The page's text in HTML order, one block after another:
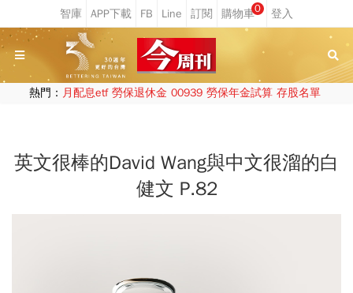
0
熱門： 月配息etf 勞保退休金 00939 勞保年金試算 存股名單
英文很棒的David Wang與中文很溜的白
健文 P.82